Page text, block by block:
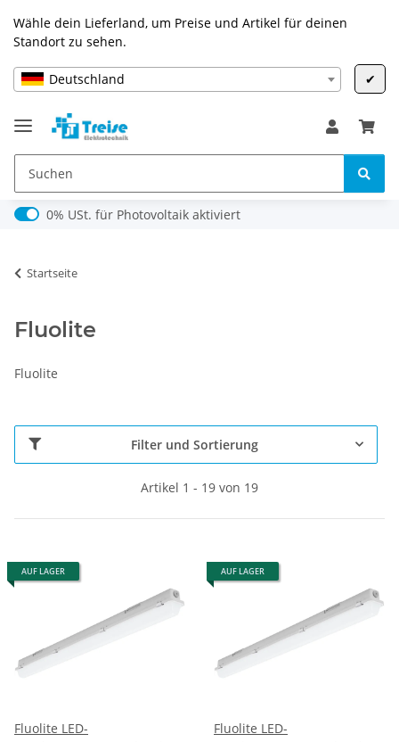
Wähle dein Lieferland, um Preise und Artikel für deinen
Standort zu sehen.
Deutschland ✔
0% USt. für Photovoltaik (§ 12 Abs. 3 UStG)
0% USt. für Photovoltaik aktiviert
Startseite
Fluolite
Fluolite
Filter und Sortierung
Artikel 1 - 19 von 19
AUF LAGER
Fluolite LED-
AUF LAGER
Fluolite LED-